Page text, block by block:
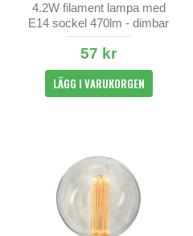
4.2W filament lampa med
E14 sockel 470lm - dimbar
57 kr
LÄGG I VARUKORGEN